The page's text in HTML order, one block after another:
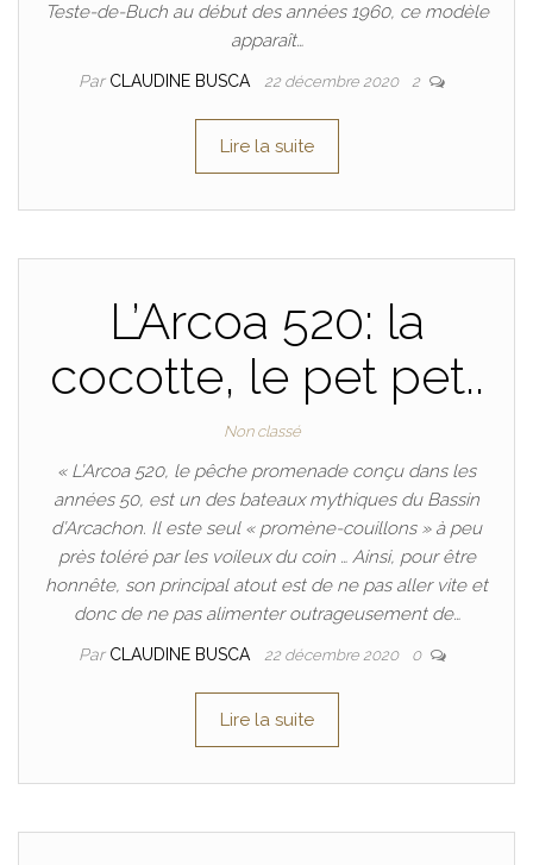
Teste-de-Buch au début des années 1960, ce modèle
apparaît…
Par CLAUDINE BUSCA 22 décembre 2020 2
Lire la suite
L’Arcoa 520: la
cocotte, le pet pet..
Non classé
« L’Arcoa 520, le pêche promenade conçu dans les
années 50, est un des bateaux mythiques du Bassin
d’Arcachon. Il este seul « promène-couillons » à peu
près toléré par les voileux du coin … Ainsi, pour être
honnête, son principal atout est de ne pas aller vite et
donc de ne pas alimenter outrageusement de…
Par CLAUDINE BUSCA 22 décembre 2020 0
Lire la suite